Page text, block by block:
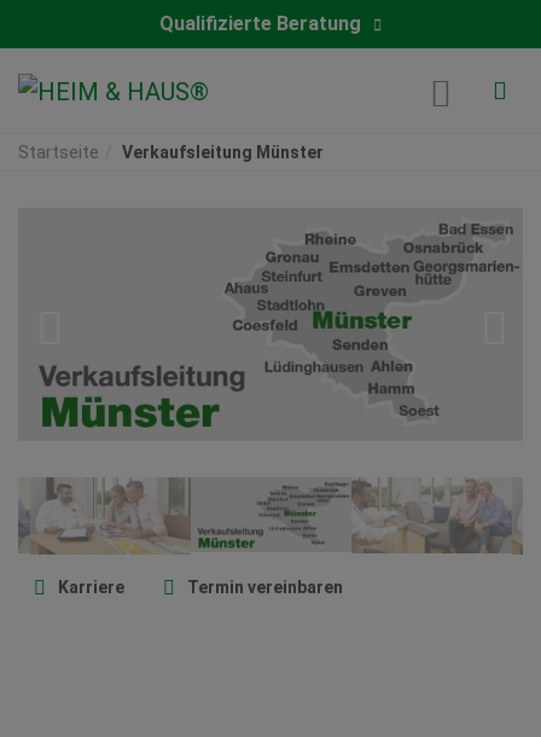
Qualifizierte Beratung
Startseite Verkaufsleitung Münster
Karriere Termin vereinbaren